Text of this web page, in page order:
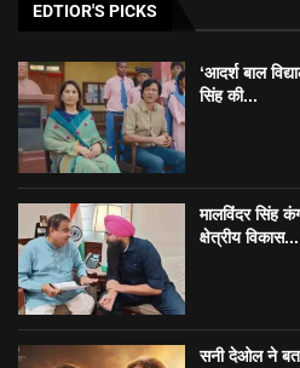
EDTIOR'S PICKS
‘आदर्श बाल
सिंह की...
मालविंदर सिंह
क्षेत्रीय विकास...
सनी देओल ने